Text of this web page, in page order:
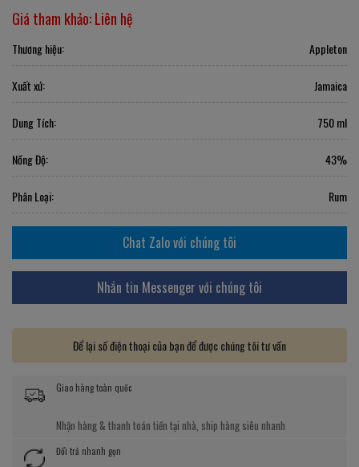
Giá tham khảo:Liên hệ
Thương hiệu: Appleton
Xuất xứ: Jamaica
Dung Tích: 750 ml
Nồng Độ: 43%
Phân Loại: Rum
Chat Zalo với chúng tôi
Nhắn tin Messenger với chúng tôi
Để lại số điện thoại của bạn để được chúng tôi tư vấn
Giao hàng toàn quốc
Nhận hàng & thanh toán tiền tại nhà, ship hàng siêu nhanh
Đổi trả nhanh gọn